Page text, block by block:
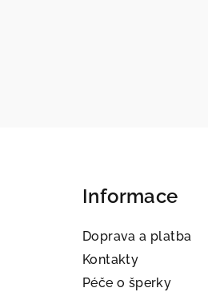
Informace
Doprava a platba
Kontakty
Péče o šperky